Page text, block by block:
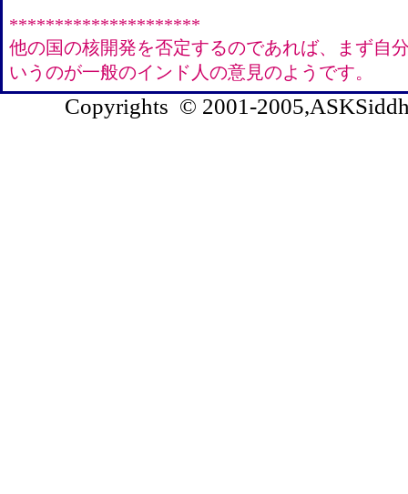
*********************
他の国の核開発を否定するのであれば、まず自
いうのが一般のインド人の意見のようです。
Copyrights © 2001-